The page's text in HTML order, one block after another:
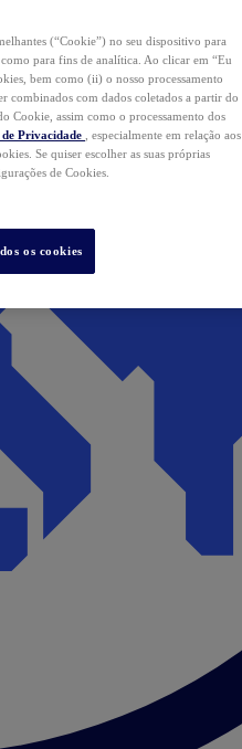
(“Cookie”) no seu dispositivo para
para fins de analítica. Ao clicar em “Eu
bem como (ii) o nosso processamento
combinados com dados coletados a partir do
Cookie, assim como o processamento dos
Privacidade
, especialmente em relação aos
Se quiser escolher as suas próprias
de Cookies.
os cookies